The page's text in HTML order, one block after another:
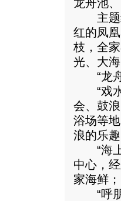
龙舟池
主题线
红的凤
枝，全
光、大
“龙舟
“戏水
会、鼓
浴场等
浪的乐趣
“海上
中心，
家海鲜；
“呼朋